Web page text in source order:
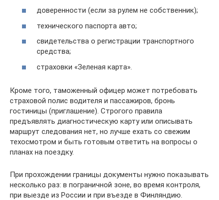
доверенности (если за рулем не собственник);
технического паспорта авто;
свидетельства о регистрации транспортного
средства;
страховки «Зеленая карта».
Кроме того, таможенный офицер может потребовать
страховой полис водителя и пассажиров, бронь
гостиницы (приглашение). Строгого правила
предъявлять диагностическую карту или описывать
маршрут следования нет, но лучше ехать со свежим
техосмотром и быть готовым ответить на вопросы о
планах на поездку.
При прохождении границы документы нужно показывать
несколько раз: в пограничной зоне, во время контроля,
при выезде из России и при въезде в Финляндию.